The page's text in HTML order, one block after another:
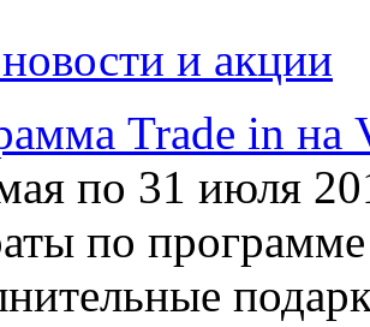
и акции
Trade in на
по 31 июля
по